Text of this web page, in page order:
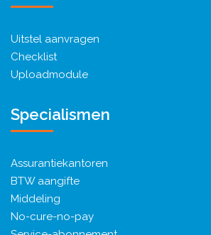
Uitstel aanvragen
Checklist
Uploadmodule
Specialismen
Assurantiekantoren
BTW aangifte
Middeling
No-cure-no-pay